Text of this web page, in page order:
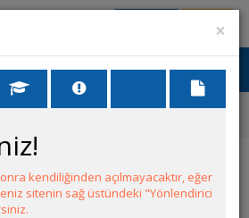
'Mi Oya'
×
kendiliğinden açılmayacaktır, eğer
sitenin sağ üstündeki "Yönlendirici